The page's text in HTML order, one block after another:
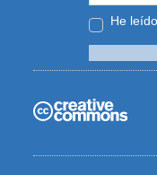
He